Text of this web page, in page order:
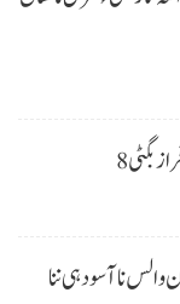
بگٹی
الس نا آسودہی ننا